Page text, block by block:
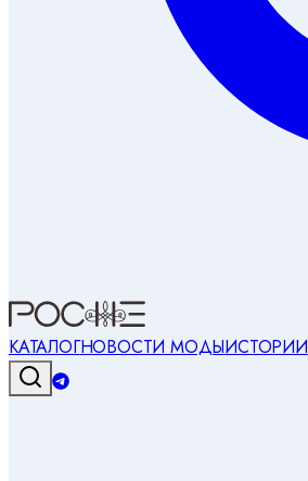
КАТАЛОГНОВОСТИ МОДЫИСТОРИИ